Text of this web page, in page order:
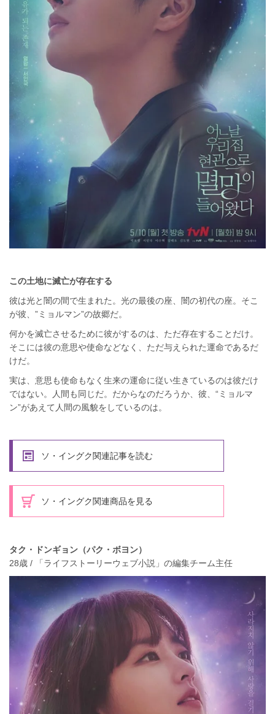
この土地に滅亡が存在する
彼は光と闇の間で生まれた。光の最後の座、闇の初代の座。そこ
が彼、”ミョルマン”の故郷だ。
何かを滅亡させるために彼がするのは、ただ存在することだけ。
そこには彼の意思や使命などなく、ただ与えられた運命であるだ
けだ。
実は、意思も使命もなく生来の運命に従い生きているのは彼だけ
ではない。人間も同じだ。だからなのだろうか、彼、“ミョルマ
ン”があえて人間の風貌をしているのは。
ソ・イングク関連記事を読む
ソ・イングク関連商品を見る
タク・ドンギョン（パク・ボヨン）
28歳 / 「ライフストーリーウェブ小説」の編集チーム主任